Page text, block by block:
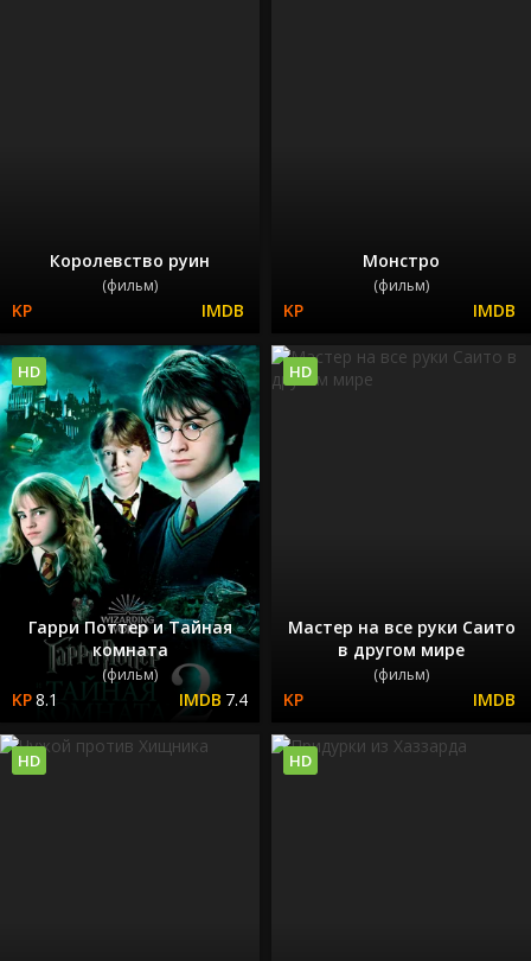
Королевство руин
(фильм)
Монстро
(фильм)
Гарри Поттер и Тайная
комната
(фильм)
8.1 7.4
HD
Мастер на все руки Саито
в другом мире
(фильм)
HD
HD HD